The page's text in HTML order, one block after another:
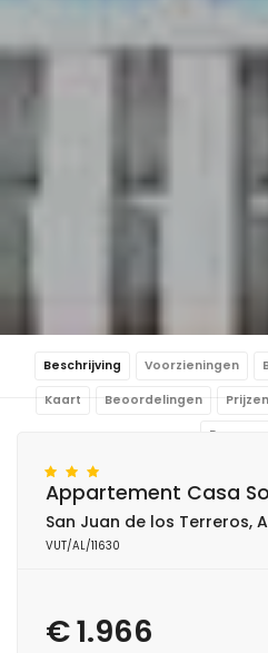
Beschrijving Voorzieningen
Kaart Beoordelingen Prijzen
Appartement Casa
San Juan de los Terreros,
VUT/AL/11630
€ 1.966